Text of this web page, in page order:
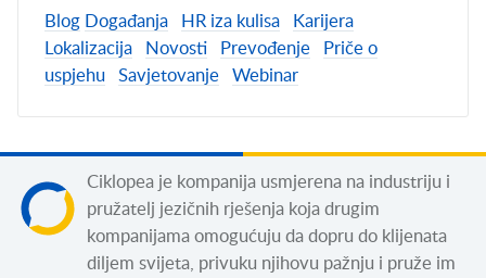
Blog
Događanja HR iza kulisa
Karijera
Lokalizacija
Novosti Prevođenje
Priče o
uspjehu
Savjetovanje Webinar
Ciklopea je kompanija usmjerena na industriju i
pružatelj jezičnih rješenja koja drugim
kompanijama omogućuju da dopru do klijenata
diljem svijeta, privuku njihovu pažnju i pruže im